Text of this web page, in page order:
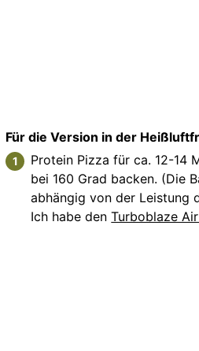
Für die Version in der
Protein Pizza für ca. 12-14
bei 160 Grad backen. (Die
abhängig von der Leistung
Ich habe denTurboblaze